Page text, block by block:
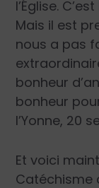
l’Église.
Mais il est
nous a pas
bonheur
bonheur
l’Yonne, 20
Et voici
Catéchisme